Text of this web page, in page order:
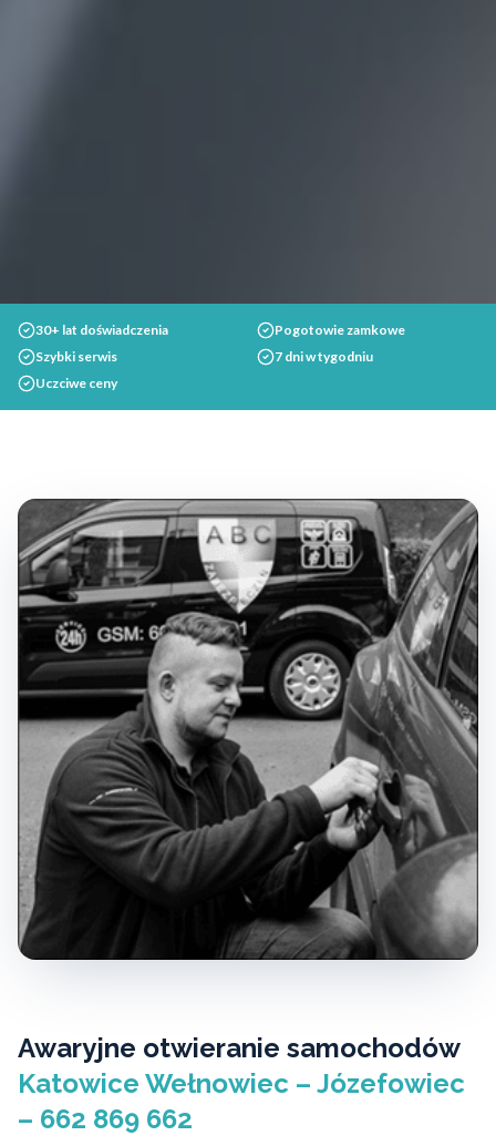
30+ lat doświadczenia
Pogotowie zamkowe
Szybki serwis
7 dni w tygodniu
Uczciwe ceny
Awaryjne otwieranie samochodów
Katowice Wełnowiec – Józefowiec
– 662 869 662